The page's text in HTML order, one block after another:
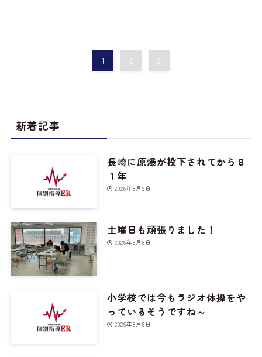
1 2 3
新着記事
長崎に原爆が投下されてから８
１年
2026年8月9日
土曜日も頑張りました！
2026年8月8日
小学校では今もラジオ体操をや
っているそうですね～
2026年8月8日